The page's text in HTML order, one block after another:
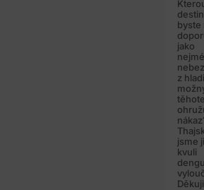
byste
jako
z
jsme
kvuli
Děkuji